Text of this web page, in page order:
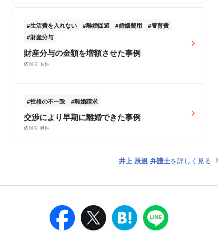
生活費を入れない 離婚回避 婚姻費用
養育費
財産分与
財産分与の金額を増額させた事例
依頼主 女性
性格の不一致 離婚請求
交渉により早期に離婚できた事例
依頼主 男性
井上 辰規 弁護士を詳しく見る